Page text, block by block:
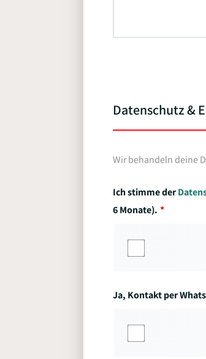
Datenschutz &
Wir behandeln deine
Ich stimme der
6 Monate).
Ja, Kontakt per